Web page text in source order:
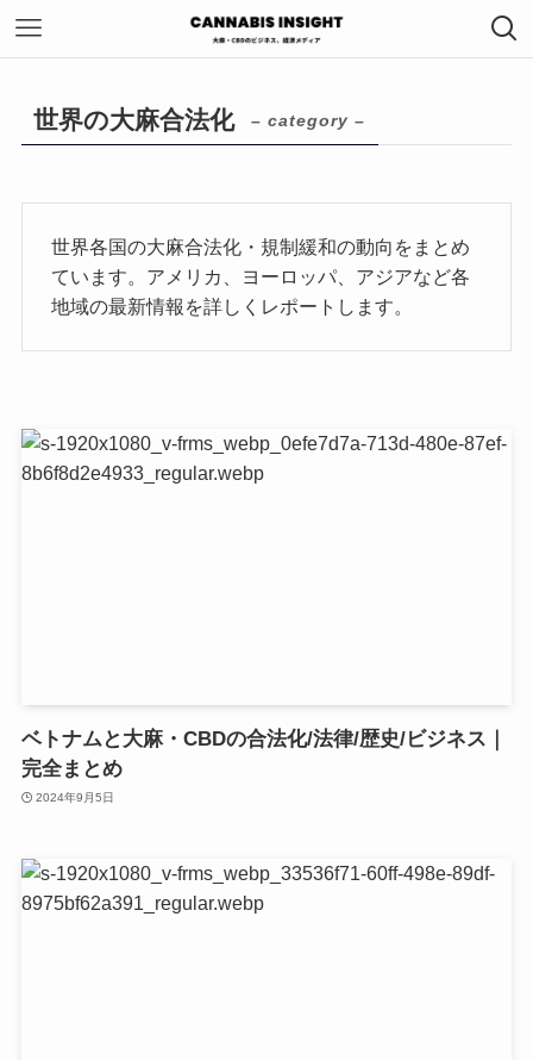
世界の大麻合法化 – category –
世界各国の大麻合法化・規制緩和の動向をまとめ
ています。アメリカ、ヨーロッパ、アジアなど各
地域の最新情報を詳しくレポートします。
ベトナムと大麻・CBDの合法化/法律/歴史/ビジネス｜
完全まとめ
2024年9月5日